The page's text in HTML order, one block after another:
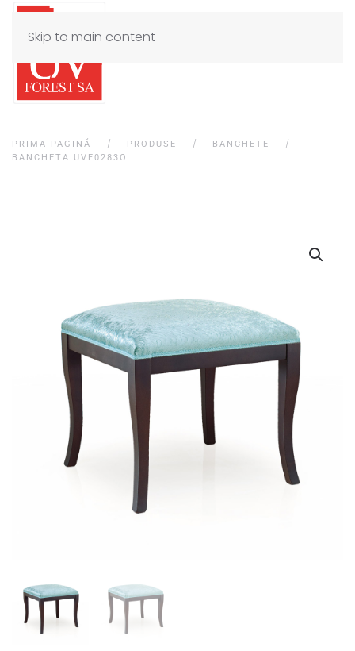
Skip to main content
PRIMA PAGINĂ PRODUSE
BANCHETE
BANCHETA UVF0283O